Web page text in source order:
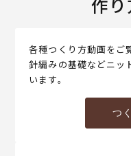
各種つくり方動画をご
針編みの基礎などニッ
います。
つ